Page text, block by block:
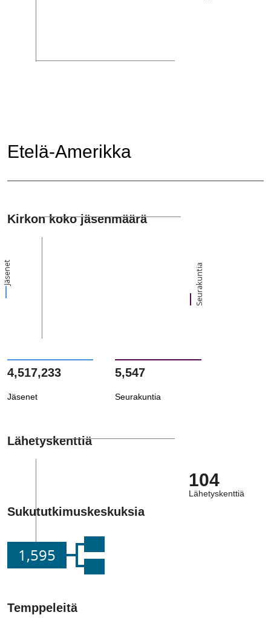
Etelä-Amerikka
Kirkon koko jäsenmäärä
Jäsenet Seurakuntia
4,517,233
Jäsenet
5,547
Seurakuntia
Lähetyskenttiä
104
Lähetyskenttiä
Sukututkimuskeskuksia
1,595
Temppeleitä